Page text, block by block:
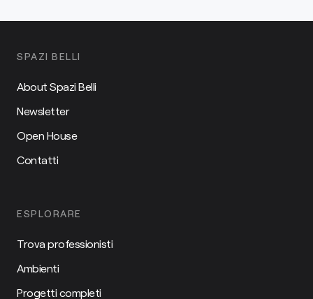
SPAZI BELLI
About Spazi Belli
Newsletter
Open House
Contatti
ESPLORARE
Trova professionisti
Ambienti
Progetti completi